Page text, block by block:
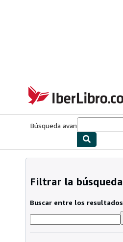
IberLibro.com
Búsqueda avanzada
Filtrar la búsqueda
Buscar entre los resultados